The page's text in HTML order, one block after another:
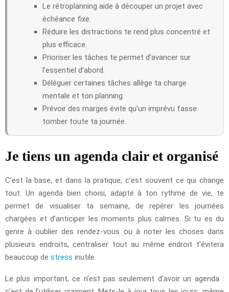
Le rétroplanning aide à découper un projet avec
échéance fixe.
Réduire les distractions te rend plus concentré et
plus efficace.
Prioriser les tâches te permet d’avancer sur
l’essentiel d’abord.
Déléguer certaines tâches allège ta charge
mentale et ton planning.
Prévoir des marges évite qu’un imprévu fasse
tomber toute ta journée.
Je tiens un agenda clair et organisé
C’est la base, et dans la pratique, c’est souvent ce qui change
tout. Un agenda bien choisi, adapté à ton rythme de vie, te
permet de visualiser ta semaine, de repérer les journées
chargées et d’anticiper les moments plus calmes. Si tu es du
genre à oublier des rendez-vous ou à noter les choses dans
plusieurs endroits, centraliser tout au même endroit t’évitera
beaucoup de stress inutile.
Le plus important, ce n’est pas seulement d’avoir un agenda :